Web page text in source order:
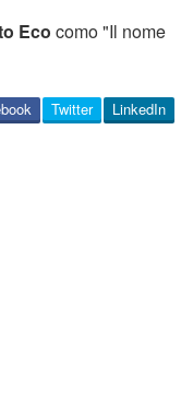
Eco como "Il nome
LinkedIn
Twitter